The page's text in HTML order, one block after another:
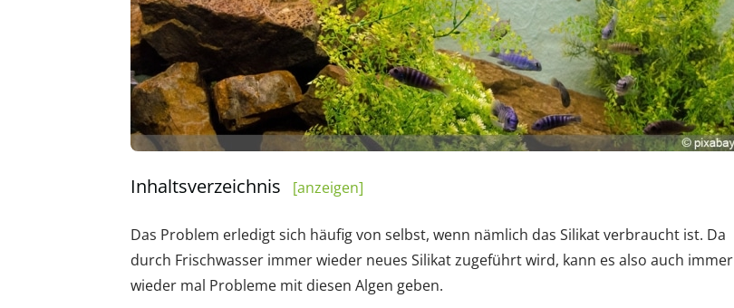
Inhaltsverzeichnis [anzeigen]
Das Problem erledigt sich häufig von selbst, wenn nämlich das Silikat verbraucht ist. Da
durch Frischwasser immer wieder neues Silikat zugeführt wird, kann es also auch immer
wieder mal Probleme mit diesen Algen geben.